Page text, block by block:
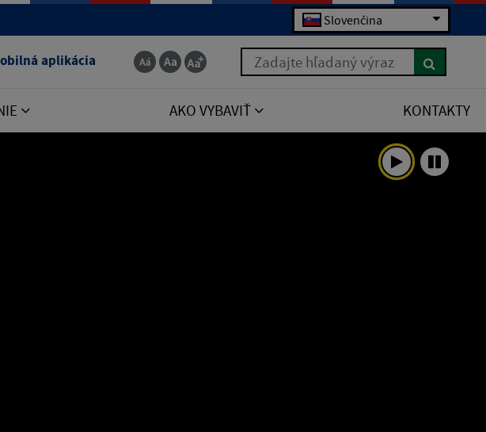
Slovenčina
aplikácia Zadajte hľadaný výraz
AKO VYBAVIŤ KONTAKTY